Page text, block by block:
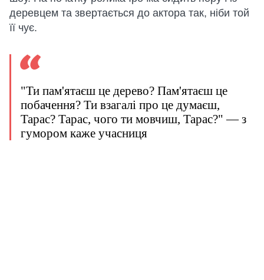
деревцем та звертається до актора так, ніби той
її чує.
"Ти пам'ятаєш це дерево? Пам'ятаєш це
побачення? Ти взагалі про це думаєш,
Тарас? Тарас, чого ти мовчиш, Тарас?" — з
гумором каже учасниця